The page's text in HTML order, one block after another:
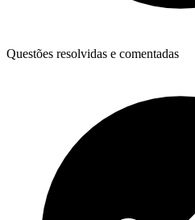
Questões resolvidas e comentadas